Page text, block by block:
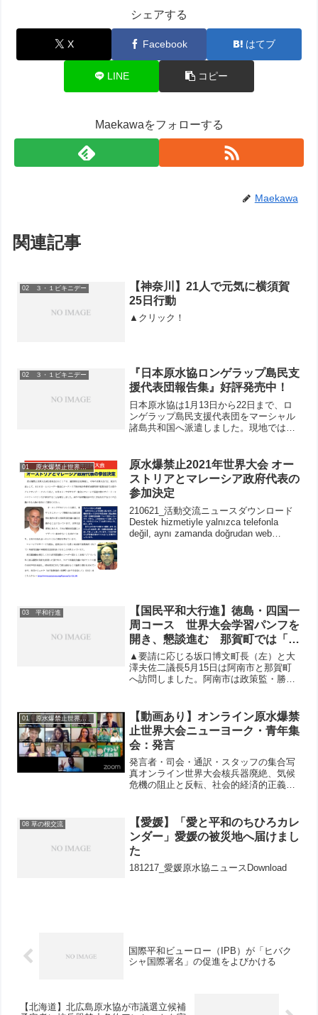
シェアする
X Facebook はてブ
LINE コピー
Maekawaをフォローする
Maekawa
関連記事
02 ３・１ビキニデー
【神奈川】21人で元気に横須賀
25日行動
▲クリック！
02 ３・１ビキニデー
『日本原水協ロンゲラップ島民支
援代表団報告集』好評発売中！
日本原水協は1月13日から22日まで、ロ
ンゲラップ島民支援代表団をマーシャル
諸島共和国へ派遣しました。現地では政
行ってきました。一部は2013年3・1ビキ
ニデー集会でも...
01 原水爆禁止世界大会
原水爆禁止2021年世界大会 オー
ストリアとマレーシア政府代表の
参加決定
210621_活動交流ニュースダウンロード
Destek hizmetiyle yalnızca telefonla
değil, aynı zamanda doğrudan web
03 平和行進
【国民平和大行進】徳島・四国一
周コース 世界大会学習パンフを
開き、懇談進む 那賀町では「筆
（署名）の力で変えていくしかな
い」と町長・議長が激励
▲要請に応じる坂口博文町長（左）と大
澤夫佐二議長5月15日は阿南市と那賀町
へ訪問しました。阿南市は政策監・勝瀬
でしたが、今の日本政府の対応の悪さ
（核兵器廃絶と原発事故）...
01 原水爆禁止世界大会
【動画あり】オンライン原水爆禁
止世界大会ニューヨーク・青年集
会：発言
発言者・司会・通訳・スタッフの集合写
真オンライン世界大会核兵器廃絶、気候
危機の阻止と反転、社会的経済的正義の
はありません）2020年5月2日（土）午前
9－11時：ニュー...
08 草の根交流
【愛媛】「愛と平和のちひろカレ
ンダー」愛媛の被災地へ届けまし
た
181217_愛媛原水協ニュースDownload
国際平和ビューロー（IPB）が「ヒバク
シャ国際署名」の促進をよびかける
【北海道】北広島原水協が市議選立候補